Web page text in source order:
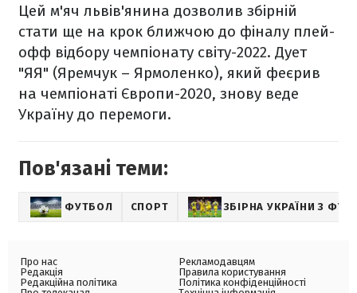
Цей м'яч львів'янина дозволив збірній
стати ще на крок ближчою до фіналу плей-
офф відбору чемпіонату світу-2022. Дует
"ЯЯ" (Яремчук – Ярмоленко), який феєрив
на чемпіонаті Європи-2020, знову веде
Україну до перемоги.
Пов'язані теми:
ФУТБОЛ СПОРТ ЗБІРНА УКРАЇНИ З
Про нас
Редакція
Редакційна політика
Рекламодавцям
Правила користування
Політика конфіденційності